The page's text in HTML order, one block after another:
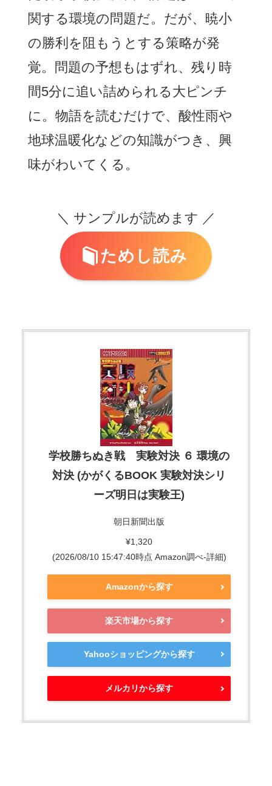
関する環境の問題だ。だが、暁小
の勝利を阻もうとする策略が発
覚。問題の予想もはずれ、残り時
間5分に追い詰められる大ピンチ
に。物語を読むだけで、酸性雨や
地球温暖化などの知識がつき、興
味がわいてくる。
＼ サンプルが読めます ／
ためし読み
学校勝ちぬき戦 実験対決 ６ 環境の
対決 (かがくるBOOK 実験対決シリ
ーズ明日は実験王)
朝日新聞出版
¥1,320
(2026/08/10 15:47:40時点 Amazon調べ-詳細)
Amazonから探す
楽天市場から探す
Yahooショッピングから探す
メルカリから探す